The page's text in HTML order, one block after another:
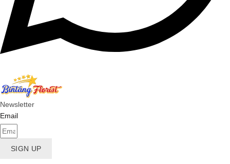
Newsletter
Email
SIGN UP